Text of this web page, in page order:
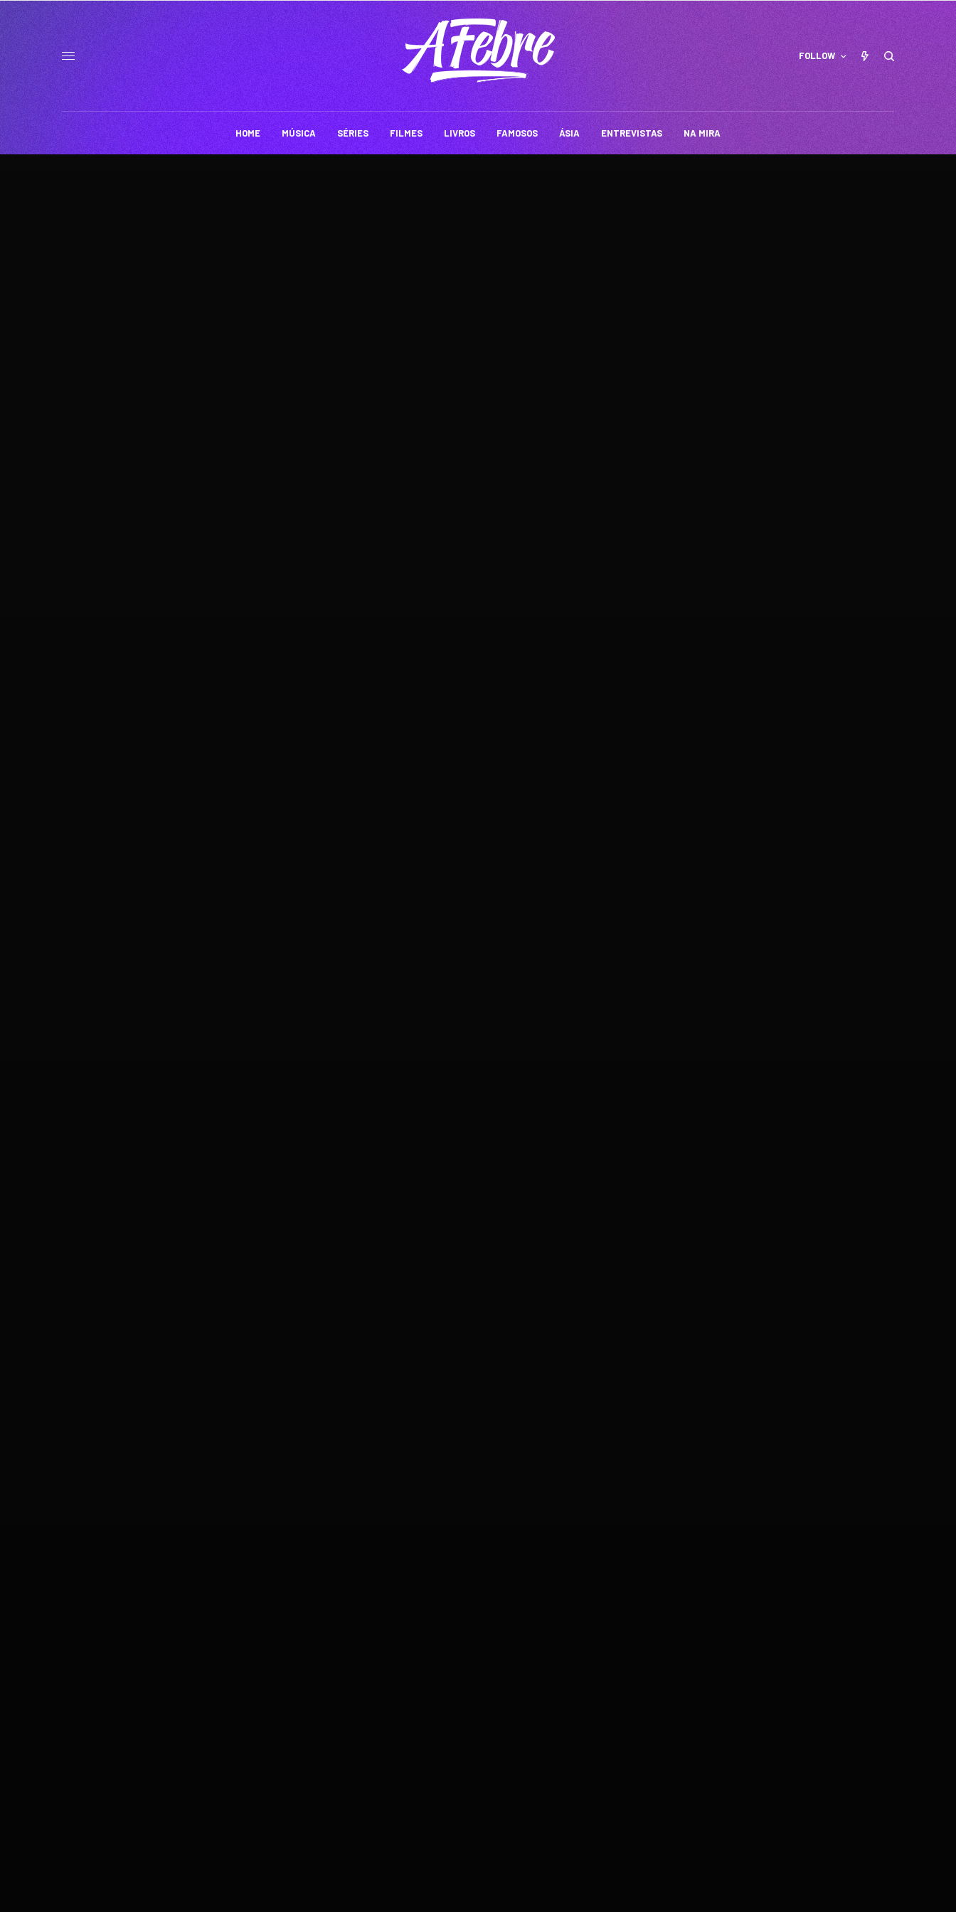
FOLLOW
HOME MÚSICA SÉRIES FILMES LIVROS FAMOSOS ÁSIA ENTREVISTAS NA MIRA